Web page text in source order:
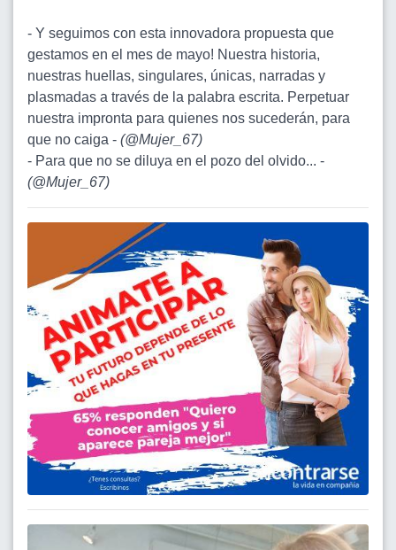
- Y seguimos con esta innovadora propuesta que
gestamos en el mes de mayo! Nuestra historia,
nuestras huellas, singulares, únicas, narradas y
plasmadas a través de la palabra escrita. Perpetuar
nuestra impronta para quienes nos sucederán, para
que no caiga - (@Mujer_67)
- Para que no se diluya en el pozo del olvido... -
(@Mujer_67)